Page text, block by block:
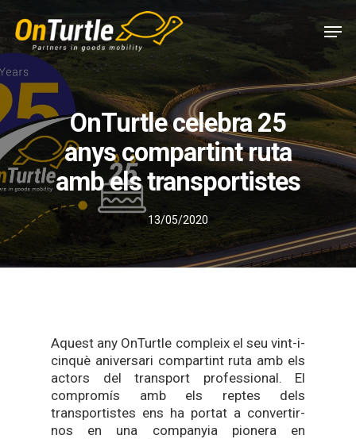
Skip
main
content
OnTurtle celebra 25
anys compartint ruta
amb els transportistes
13/05/2020
Aquest any OnTurtle compleix el seu vint-i-
cinquè aniversari compartint ruta amb els
actors del transport professional. El
compromís amb els reptes dels
transportistes ens ha portat a convertir-
nos en una companyia pionera en